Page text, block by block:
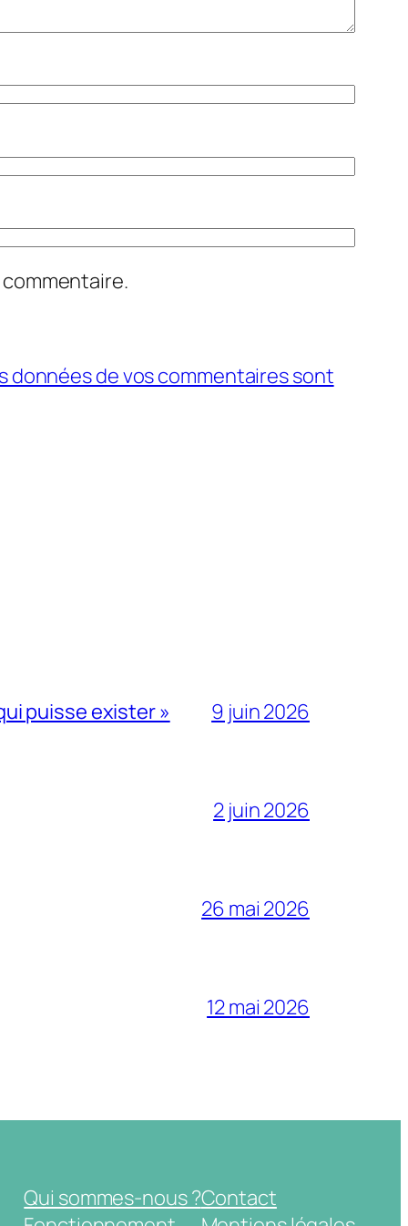
données de vos commentaires sont
puisse exister » 9 juin 2026
2 juin 2026
26 mai 2026
12 mai 2026
Qui sommes-nous ?Contact